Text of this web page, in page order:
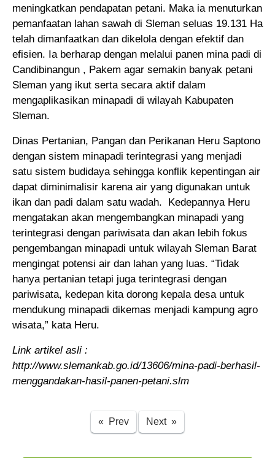
meningkatkan pendapatan petani. Maka ia menuturkan
pemanfaatan lahan sawah di Sleman seluas 19.131 Ha
telah dimanfaatkan dan dikelola dengan efektif dan
efisien. Ia berharap dengan melalui panen mina padi di
Candibinangun , Pakem agar semakin banyak petani
Sleman yang ikut serta secara aktif dalam
mengaplikasikan minapadi di wilayah Kabupaten
Sleman.
Dinas Pertanian, Pangan dan Perikanan Heru Saptono
dengan sistem minapadi terintegrasi yang menjadi
satu sistem budidaya sehingga konflik kepentingan air
dapat diminimalisir karena air yang digunakan untuk
ikan dan padi dalam satu wadah. Kedepannya Heru
mengatakan akan mengembangkan minapadi yang
terintegrasi dengan pariwisata dan akan lebih fokus
pengembangan minapadi untuk wilayah Sleman Barat
mengingat potensi air dan lahan yang luas. “Tidak
hanya pertanian tetapi juga terintegrasi dengan
pariwisata, kedepan kita dorong kepala desa untuk
mendukung minapadi dikemas menjadi kampung agro
wisata,” kata Heru.
Link artikel asli :
http://www.slemankab.go.id/13606/mina-padi-berhasil-
menggandakan-hasil-panen-petani.slm
« PrevPrevious
Next »Next